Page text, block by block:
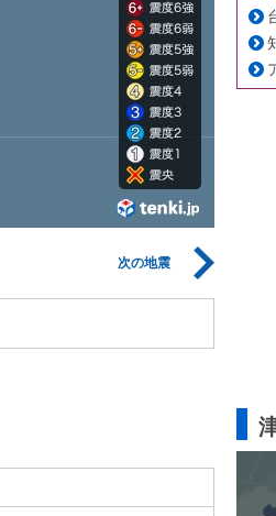
次の地震